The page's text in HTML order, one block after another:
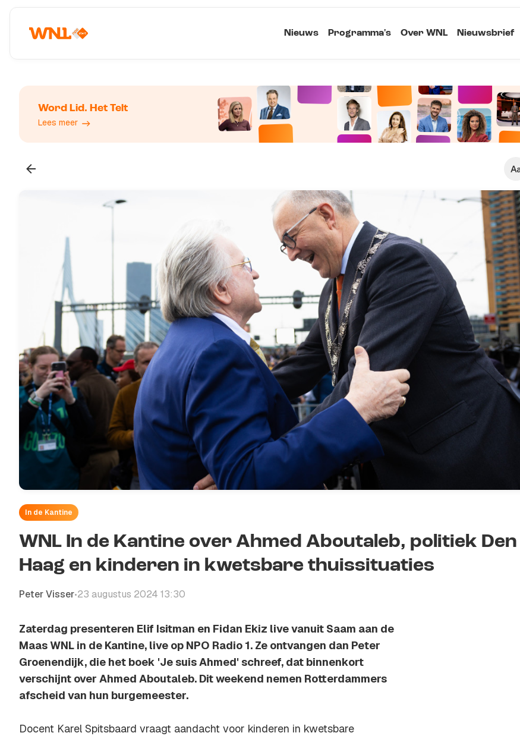
Nieuws Programma's Over WNL Nieuwsbrief
Word Lid. Het Telt
Lees meer
Klein
Standaard
Groot
Kopieer link
In de Kantine
WNL In de Kantine over Ahmed Aboutaleb, politiek Den
Haag en kinderen in kwetsbare thuissituaties
Peter Visser•23 augustus 2024 13:30
Zaterdag presenteren Elif Isitman en Fidan Ekiz live vanuit Saam aan de
Maas WNL in de Kantine, live op NPO Radio 1. Ze ontvangen dan Peter
Groenendijk, die het boek 'Je suis Ahmed' schreef, dat binnenkort
verschijnt over Ahmed Aboutaleb. Dit weekend nemen Rotterdammers
afscheid van hun burgemeester.
Docent Karel Spitsbaard vraagt aandacht voor kinderen in kwetsbare